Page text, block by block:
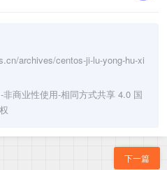
archives/centos-ji-lu-yong-hu-xi
非商业性使用-相同方式共享 4.0 国
下一篇